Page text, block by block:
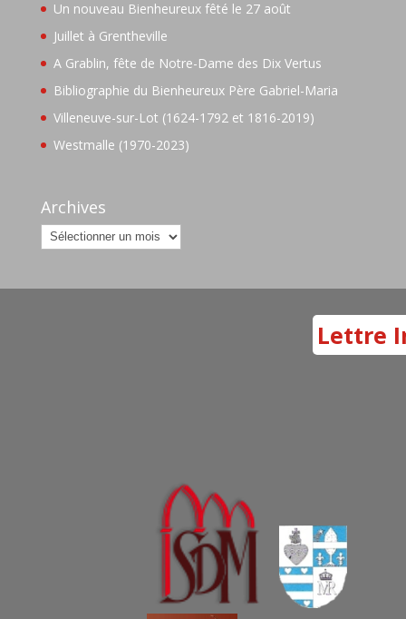
Un nouveau Bienheureux fêté le 27 août
Juillet à Grentheville
A Grablin, fête de Notre-Dame des Dix Vertus
Bibliographie du Bienheureux Père Gabriel-Maria
Villeneuve-sur-Lot (1624-1792 et 1816-2019)
Westmalle (1970-2023)
Archives
Archives
Lettre